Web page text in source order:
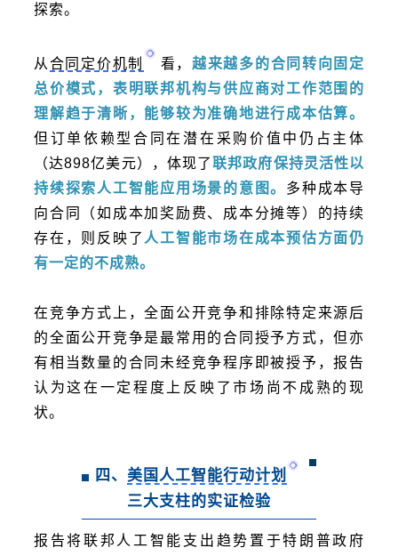
探索。
从 合同定价机制 看，越来越多的合同转向固定
总价模式，表明联邦机构与供应商对工作范围的
理解趋于清晰，能够较为准确地进行成本估算。
但订单依赖型合同在潜在采购价值中仍占主体
（达898亿美元），体现了联邦政府保持灵活性以
持续探索人工智能应用场景的意图。 多种成本导
向合同（如成本加奖励费、成本分摊等）的持续
存在，则反映了 人工智能市场在成本预估方面仍
有一定的不成熟。
在竞争方式上，全面公开竞争和排除特定来源后
的全面公开竞争是最常用的合同授予方式，但亦
有相当数量的合同未经竞争程序即被授予，报告
认为这在一定程度上反映了市场尚不成熟的现
状。
四、 美国人工智能行动计划
三大支柱的实证检验
报告将联邦人工智能支出趋势置于特朗普政府